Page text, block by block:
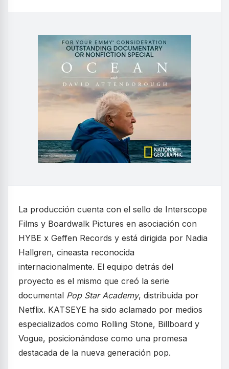
La producción cuenta con el sello de Interscope
Films y Boardwalk Pictures en asociación con
HYBE x Geffen Records y está dirigida por Nadia
Hallgren, cineasta reconocida
internacionalmente. El equipo detrás del
proyecto es el mismo que creó la serie
documental Pop Star Academy, distribuida por
Netflix. KATSEYE ha sido aclamado por medios
especializados como Rolling Stone, Billboard y
Vogue, posicionándose como una promesa
destacada de la nueva generación pop.